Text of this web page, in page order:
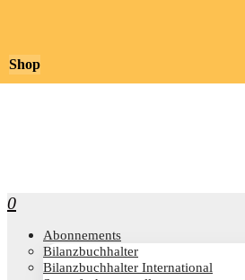
0
Abon­ne­ments
Bilanz­buch­hal­ter
Bilanz­buch­hal­ter International
Shop